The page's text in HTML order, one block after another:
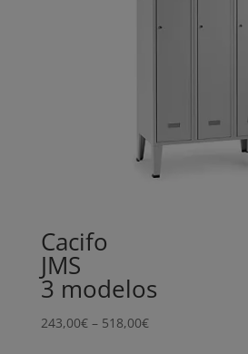
Cacifo
JMS
3 modelos
243,00€ – 518,00€Price